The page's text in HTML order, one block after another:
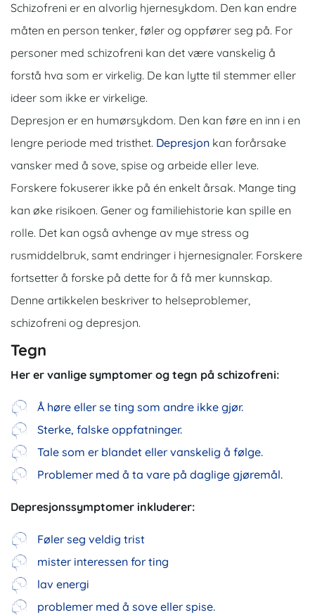
Schizofreni er en alvorlig hjernesykdom. Den kan endre
måten en person tenker, føler og oppfører seg på. For
personer med schizofreni kan det være vanskelig å
forstå hva som er virkelig. De kan lytte til stemmer eller
ideer som ikke er virkelige.
Depresjon er en humørsykdom. Den kan føre en inn i en
lengre periode med tristhet. Depresjon kan forårsake
vansker med å sove, spise og arbeide eller leve.
Forskere fokuserer ikke på én enkelt årsak. Mange ting
kan øke risikoen. Gener og familiehistorie kan spille en
rolle. Det kan også avhenge av mye stress og
rusmiddelbruk, samt endringer i hjernesignaler. Forskere
fortsetter å forske på dette for å få mer kunnskap.
Denne artikkelen beskriver to helseproblemer,
schizofreni og depresjon.
Tegn
Her er vanlige symptomer og tegn på schizofreni:
Å høre eller se ting som andre ikke gjør.
Sterke, falske oppfatninger.
Tale som er blandet eller vanskelig å følge.
Problemer med å ta vare på daglige gjøremål.
Depresjonssymptomer inkluderer:
Føler seg veldig trist
mister interessen for ting
lav energi
problemer med å sove eller spise.